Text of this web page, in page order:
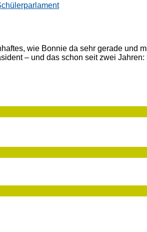
wie Bonnie da sehr gerade und
– und das schon seit zwei